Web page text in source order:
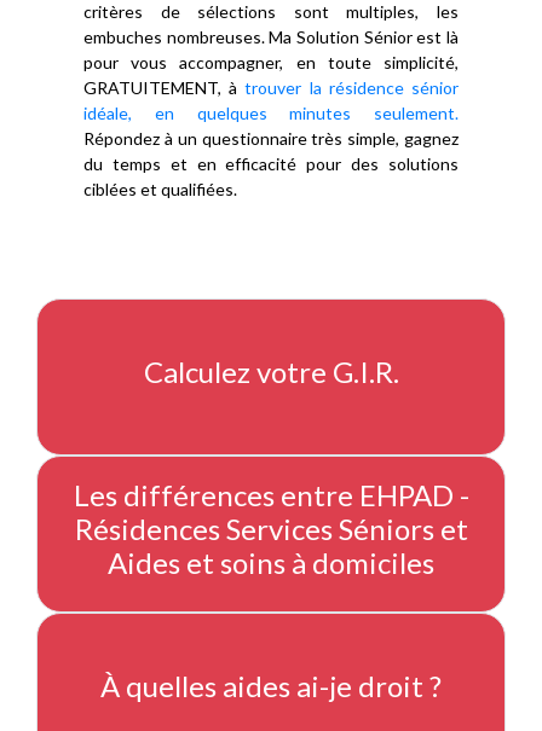
critères de sélections sont multiples, les
embuches nombreuses. Ma Solution Sénior est là
pour vous accompagner, en toute simplicité,
GRATUITEMENT, àtrouver la résidence sénior
idéale, en quelques minutes seulement.
Répondez à un questionnaire très simple, gagnez
du temps et en efficacité pour des solutions
ciblées et qualifiées.
Calculez votre G.I.R.
Les différences entre EHPAD -
Résidences Services Séniors et
Aides et soins à domiciles
À quelles aides ai-je droit ?